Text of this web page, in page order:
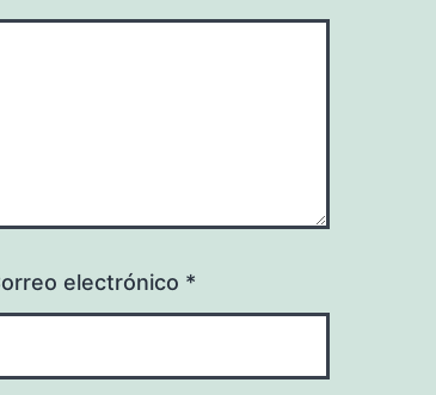
electrónico *